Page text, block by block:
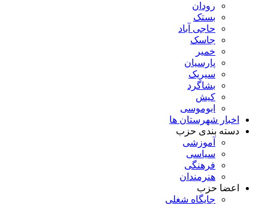
رودان
بستک
حاجی آباد
جاسک
خمیر
پارسیان
سیریک
بشاگرد
کیش
ابوموسی
اخبار شهرستان ها
دسته بندی حزب
آموزشی
سیاسی
فرهنگی
هنرمندان
اعضا حزب
جایگاه شغلی